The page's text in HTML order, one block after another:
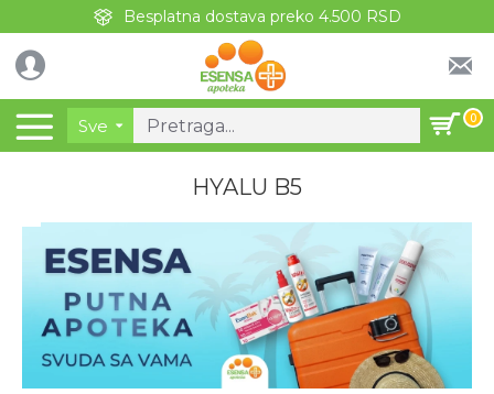
Besplatna dostava preko 4.500 RSD
Sve 0
HYALU B5